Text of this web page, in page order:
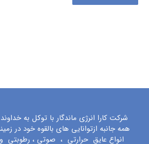
شرکت کارا انرژی ماندگار با توکل به
همه جانبه ازتوانایی های بالقوه خود در